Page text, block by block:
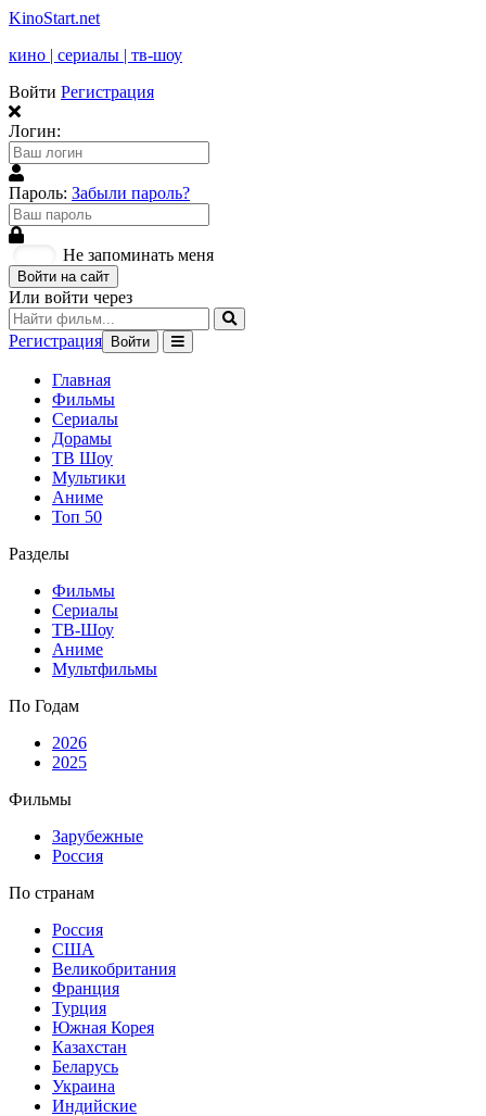
KinoStart.net
кино | сериалы | тв-шоу
Войти Регистрация
Логин:
Пароль: Забыли пароль?
Не запоминать меня
Войти на сайт
Или войти через
Регистрация Войти
Главная
Фильмы
Сериалы
Дорамы
ТВ Шоу
Мультики
Аниме
Топ 50
Разделы
Фильмы
Сериалы
ТВ-Шоу
Аниме
Мультфильмы
По Годам
2026
2025
Фильмы
Зарубежные
Россия
По странам
Россия
США
Великобритания
Франция
Турция
Южная Корея
Казахстан
Беларусь
Украина
Индийские